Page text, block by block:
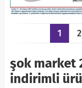
1 2
şok market
indirimli